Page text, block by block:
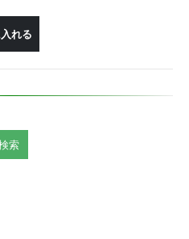
れる
索